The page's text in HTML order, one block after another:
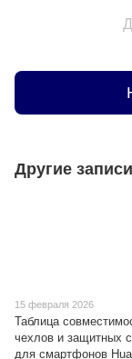
Другие записи
15 февраля 2026
Таблица
чехлов и защитных
для смартфонов